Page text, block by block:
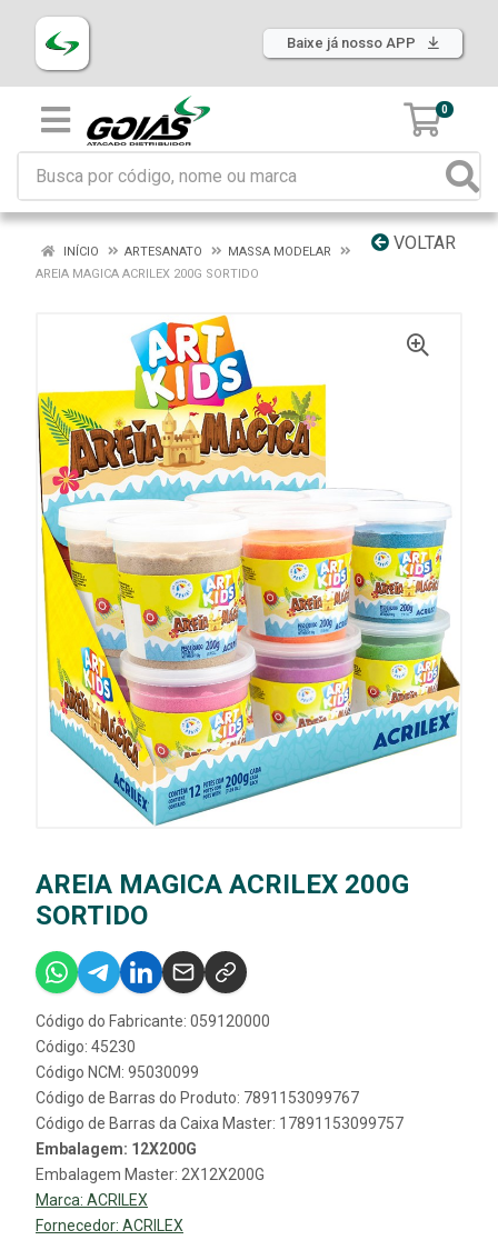
Baixe já nosso APP
0
VOLTAR
INÍCIO ARTESANATO
MASSA MODELAR
AREIA MAGICA ACRILEX 200G SORTIDO
AREIA MAGICA ACRILEX 200G
SORTIDO
Código do Fabricante: 059120000
Código: 45230
Código NCM: 95030099
Código de Barras do Produto: 7891153099767
Código de Barras da Caixa Master: 17891153099757
Embalagem: 12X200G
Embalagem Master: 2X12X200G
Marca: ACRILEX
Fornecedor: ACRILEX